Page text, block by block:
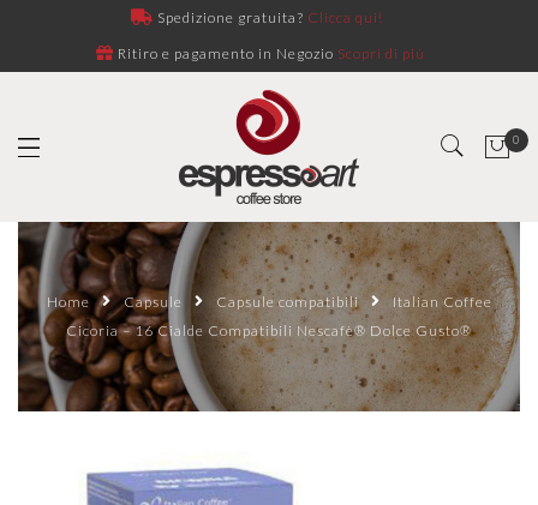
Spedizione gratuita? Clicca qui!
Ritiro e pagamento in Negozio Scopri di più
0
Home Capsule Capsule compatibili
Italian Coffee
Cicoria – 16 Cialde Compatibili Nescafè® Dolce Gusto®